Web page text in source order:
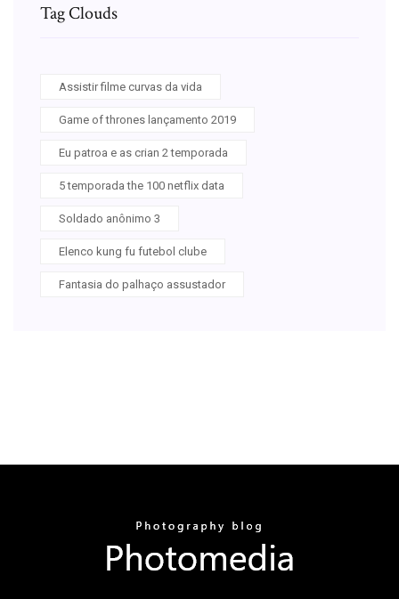
Tag Clouds
Assistir filme curvas da vida
Game of thrones lançamento 2019
Eu patroa e as crian 2 temporada
5 temporada the 100 netflix data
Soldado anônimo 3
Elenco kung fu futebol clube
Fantasia do palhaço assustador